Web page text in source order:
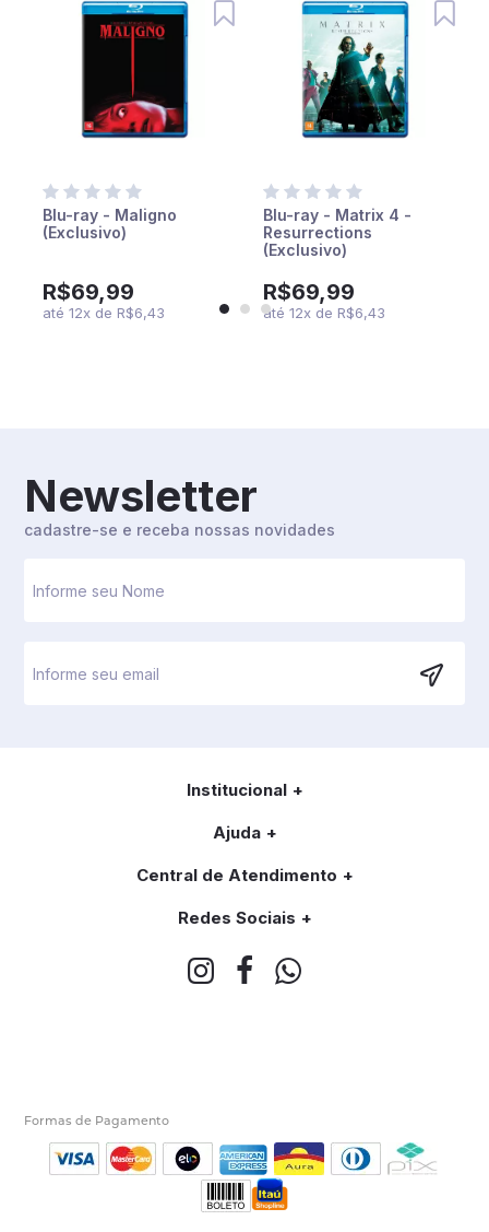
Blu-ray - Maligno
(Exclusivo)
R$69,99
até 12xde R$6,43
Blu-ray - Matrix 4 -
Resurrections
(Exclusivo)
R$69,99
até 12xde R$6,43
Newsletter
cadastre-se e receba nossas novidades
Institucional
Ajuda
Central de Atendimento
Redes Sociais
Formas de Pagamento